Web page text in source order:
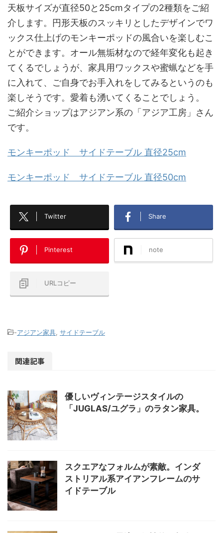
天板サイズが直径50と25cmタイプの2種類をご紹
介します。円形天板のスッキリとしたデザインでワ
ックス仕上げのモンキーポッドの風合いを楽しむこ
とができます。オール無垢材なので経年変化も起き
てくるでしょうが、家具用ワックスや蜜蝋などを手
に入れて、ご自身でお手入れをしてみるというのも
楽しそうです。愛着も湧いてくることでしょう。
ご紹介ショップはアジアン系の「アジア工房」さん
です。
モンキーポッド サイドテーブル 直径25cm
モンキーポッド サイドテーブル 直径50cm
Twitter Share
Pinterest note
URLコピー
-アジアン家具 サイドテーブル
関連記事
優しいヴィンテージスタイルの
「JUGLAS/ユグラ」のラタン家具。
スクエアなフォルムが素敵。インダ
ストリアル系アイアンフレームのサ
イドテーブル